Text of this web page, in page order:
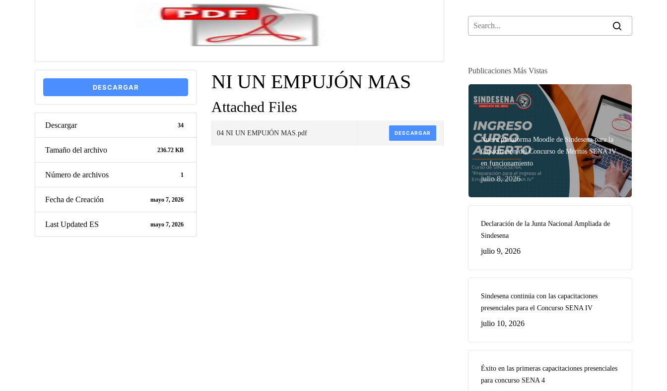
DESCARGAR
Descargar 34
Tamaño del archivo 236.72 KB
Número de archivos 1
Fecha de Creación mayo 7, 2026
Last Updated ES mayo 7, 2026
NI UN EMPUJÓN MAS
Attached Files
04 NI UN EMPUJÓN MAS.pdf DESCARGAR
Publicaciones Más Vistas
Nueva plataforma Moodle de Sindesena para la
Capacitación del Concurso de Méritos SENA IV
en funcionamiento
julio 8, 2026
Declaración de la Junta Nacional Ampliada de
Sindesena
julio 9, 2026
Sindesena continúa con las capacitaciones
presenciales para el Concurso SENA IV
julio 10, 2026
Éxito en las primeras capacitaciones presenciales
para concurso SENA 4